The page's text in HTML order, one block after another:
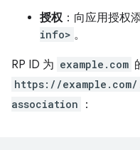
授权：向应用授权
info> 。
RP ID 为 example.com
https://
association
：